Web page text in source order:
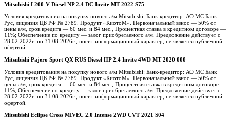
Mitsubishi L200-V Diesel NP 2.4 DC Invite MT 2022 S75
Условия кредитования на покупку нового а/м Mitsubishi: Банк-кредитор: АО МС Банк
Рус, лицензия ЦБ РФ № 2789. Продукт «КиотоМ». Первоначальный взнос — 50% от
цены а/м, срок кредита — 60 мес. и 84 мес., Процентная ставка в кредитном договоре —
11%; Обеспечение по кредиту — залог приобретаемого а/м. Предложение действует с
28.02.2022г. по 31.08.2026г., носит информационный характер, не является публичной
офертой.
Mitsubishi Pajero Sport QX RUS Diesel HP 2.4 Invite 4WD MT 2020 000
Условия кредитования на покупку нового а/м Mitsubishi: Банк-кредитор: АО МС Банк
Рус, лицензия ЦБ РФ № 2789. Продукт «КиотоМ». Первоначальный взнос — 50% от
цены а/м, срок кредита — 60 мес. и 84 мес., Процентная ставка в кредитном договоре —
11%; Обеспечение по кредиту — залог приобретаемого а/м. Предложение действует с
28.02.2022г. по 31.08.2026г., носит информационный характер, не является публичной
офертой.
Mitsubishi Eclipse Cross MIVEC 2.0 Intense 2WD CVT 2021 S04